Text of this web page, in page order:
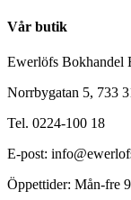
Vår butik
Ewerlöfs Bokhandel
Norrbygatan 5, 733
Tel. 0224-100 18
E-post:
Öppettider: Mån-fre